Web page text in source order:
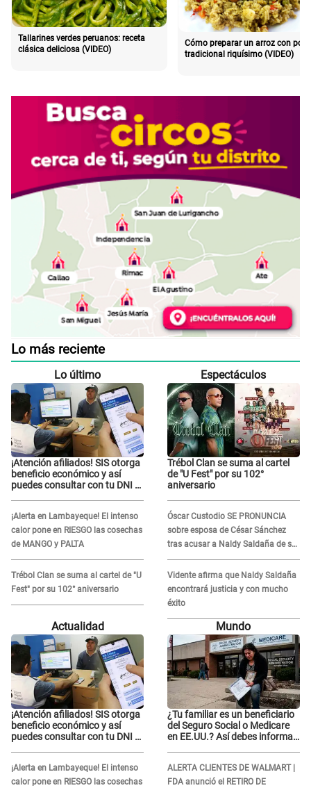
Tallarines verdes peruanos: receta
clásica deliciosa (VIDEO)
Cómo preparar un arroz con pollo
tradicional riquísimo (VIDEO)
Lo más reciente
Lo último
¡Atención afiliados! SIS otorga
beneficio económico y así
puedes consultar con tu DNI si
¡Alerta en Lambayeque! El intenso
calor pone en RIESGO las cosechas
de MANGO y PALTA
Trébol Clan se suma al cartel de "U
Fest" por su 102° aniversario
Espectáculos
Trébol Clan se suma al cartel
de "U Fest" por su 102°
aniversario
Óscar Custodio SE PRONUNCIA
sobre esposa de César Sánchez
tras acusar a Naldy Saldaña de ser
PAREJA del músico: "Lo dejo en
manos de la justicia"
Vidente afirma que Naldy Saldaña
encontrará justicia y con mucho
éxito
Actualidad
¡Atención afiliados! SIS otorga
beneficio económico y así
puedes consultar con tu DNI si
¡Alerta en Lambayeque! El intenso
calor pone en RIESGO las cosechas
Mundo
¿Tu familiar es un beneficiario
del Seguro Social o Medicare
en EE.UU.? Así debes informar
ALERTA CLIENTES DE WALMART |
FDA anunció el RETIRO DE